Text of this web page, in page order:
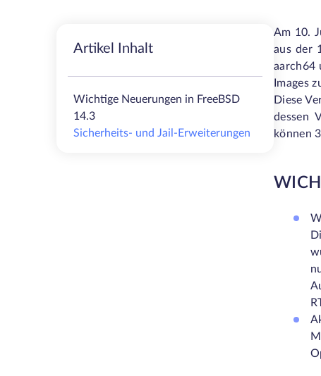
Artikel Inhalt
Wichtige Neuerungen in FreeBSD
14.3
Sicherheits- und Jail-Erweiterungen
Am 10.
aus der
aarch64
Images
Diese
dessen
können